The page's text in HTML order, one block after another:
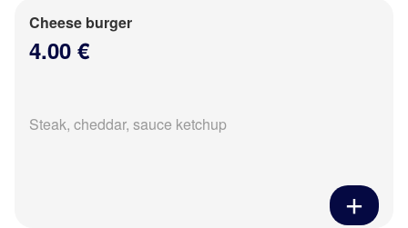
Cheese burger
4.00 €
Steak, cheddar, sauce ketchup